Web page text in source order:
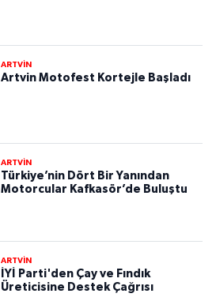
ARTVİN
Artvin Motofest Kortejle Başladı
ARTVİN
Türkiye’nin Dört Bir Yanından
Motorcular Kafkasör’de Buluştu
ARTVİN
İYİ Parti'den Çay ve Fındık
Üreticisine Destek Çağrısı